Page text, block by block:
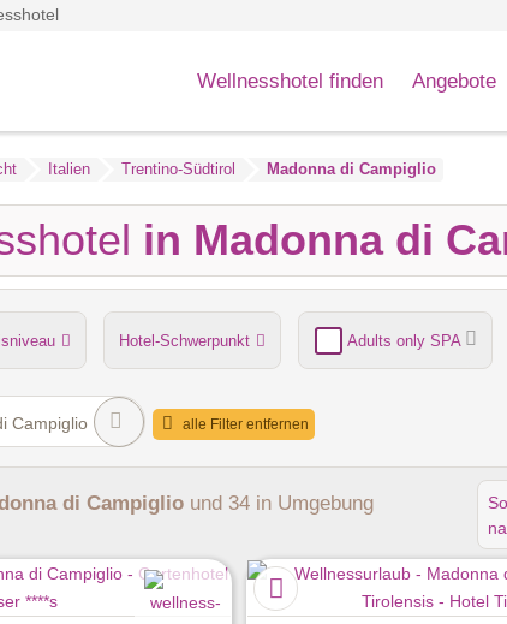
Wellnesshotel finden Angebote
Italien Trentino-Südtirol Madonna di Campiglio
in Madonna di
Hotel-Schwerpunkt Adults only SPA
Dampfbad Verpflegung Hunde
Campiglio alle Filter entfernen
di Campiglio und 34 in Umgebung